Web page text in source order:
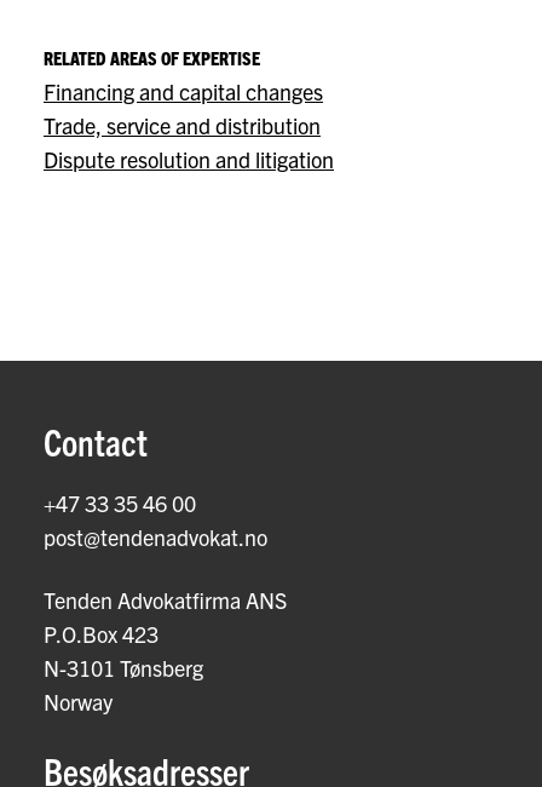
RELATED AREAS OF EXPERTISE
Financing and capital changes
Trade, service and distribution
Dispute resolution and litigation
Contact
+47 33 35 46 00
post@tendenadvokat.no
Tenden Advokatfirma ANS
P.O.Box 423
N-3101 Tønsberg
Norway
Besøksadresser